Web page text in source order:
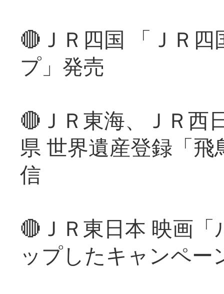
🔴ＪＲ四国 「ＪＲ
プ」発売
🔴ＪＲ東海、ＪＲ西
県 世界遺産登録「
信
🔴ＪＲ東日本 映画
ップしたキャンペー